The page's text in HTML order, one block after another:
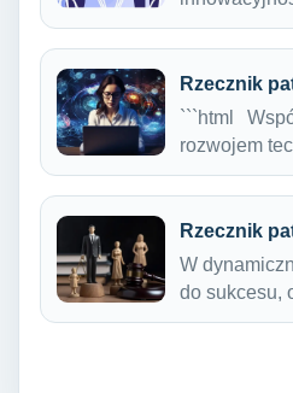
Rzecznik
```html
rozwojem
Rzecznik
W
do sukcesu,